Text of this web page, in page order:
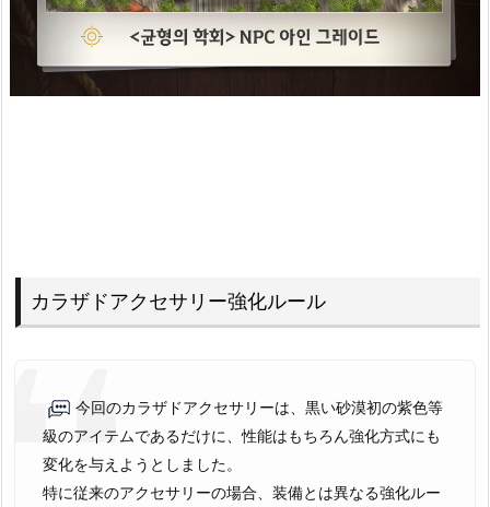
カラザドアクセサリー強化ルール
今回のカラザドアクセサリーは、黒い砂漠初の紫色等
級のアイテムであるだけに、性能はもちろん強化方式にも
変化を与えようとしました。
特に従来のアクセサリーの場合、装備とは異なる強化ルー